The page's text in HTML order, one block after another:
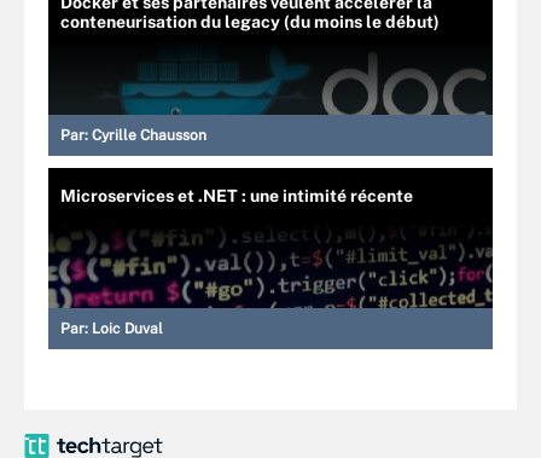
conteneurisation du legacy (du moins le début)
Par: Cyrille Chausson
Microservices et .NET : une intimité récente
Par: Loic Duval